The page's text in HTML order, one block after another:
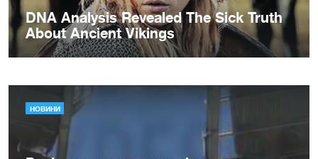
НОВИНИ